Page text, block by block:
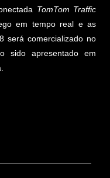
TomTom Traffic
em tempo real e as
será comercializado no
sido apresentado em